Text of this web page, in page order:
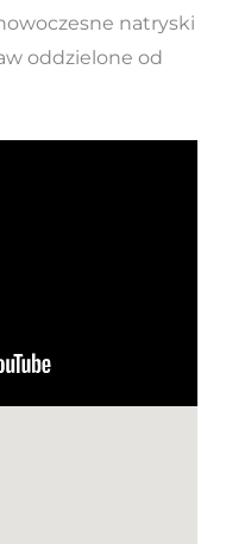
natryski
oddzielone od